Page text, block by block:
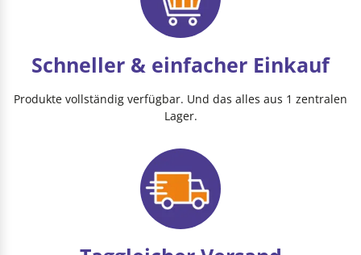
Schneller & einfacher Einkauf
Produkte vollständig verfügbar. Und das alles aus 1 zentralen
Lager.